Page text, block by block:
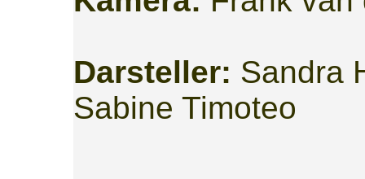
Darsteller: Sandra
Sabine Timoteo